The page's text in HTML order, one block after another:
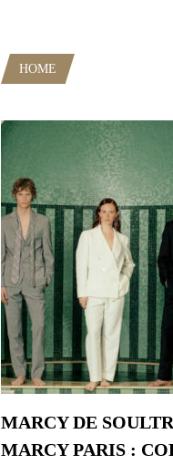
HOME
MARCY DE
MARCY PARIS :